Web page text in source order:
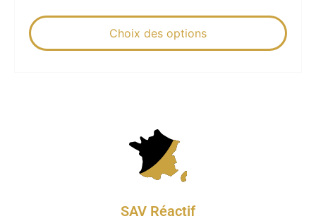
Choix des options
SAV Réactif